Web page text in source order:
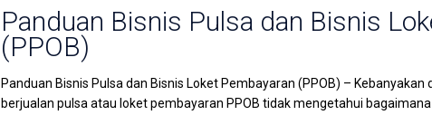
Panduan Bisnis Pulsa dan Bisnis
(PPOB)
Panduan Bisnis Pulsa dan Bisnis Loket Pembayaran (PPOB) –
berjualan pulsa atau loket pembayaran PPOB tidak mengetahui